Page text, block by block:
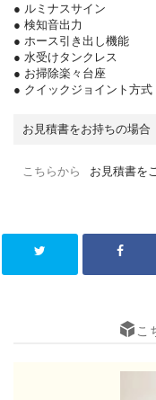
● ルミナスサイン
● 検知音出力
● ホース引き出し機能
● 水受けタンクレス
● お掃除楽々台座
● クイックジョイント方式
お見積書をお持ちの場合
こちらから お見積書を
こ